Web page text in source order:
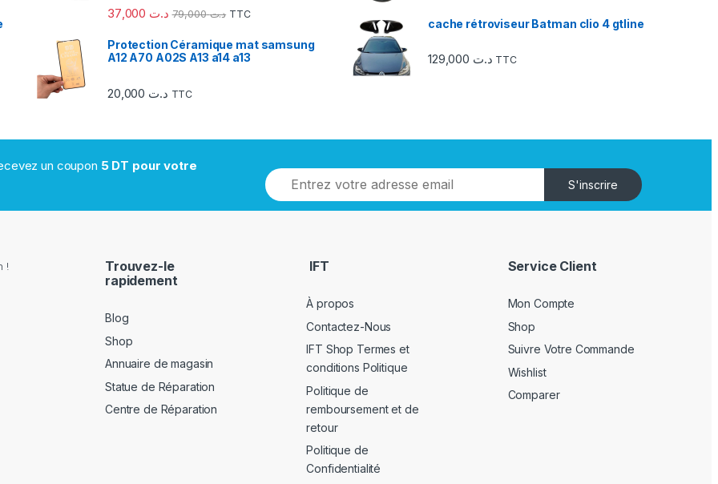
د.ت د.ت79,000 TTC
Protection Céramique mat samsung
A12 A70 A02S A13 a14 a13
د.ت TTC
cache rétroviseur Batman clio 4 gtline
د.ت TTC
un coupon 5 DT pour votre
S'inscrire
!
Trouvez-le
rapidement
Blog
Shop
Annuaire de magasin
Statue de Réparation
Centre de Réparation
IFT
À propos
Contactez-Nous
IFT Shop Termes et
conditions Politique
Politique de
remboursement et de
retour
Politique de
Confidentialité
Service Client
Mon Compte
Shop
Suivre Votre Commande
Wishlist
Comparer